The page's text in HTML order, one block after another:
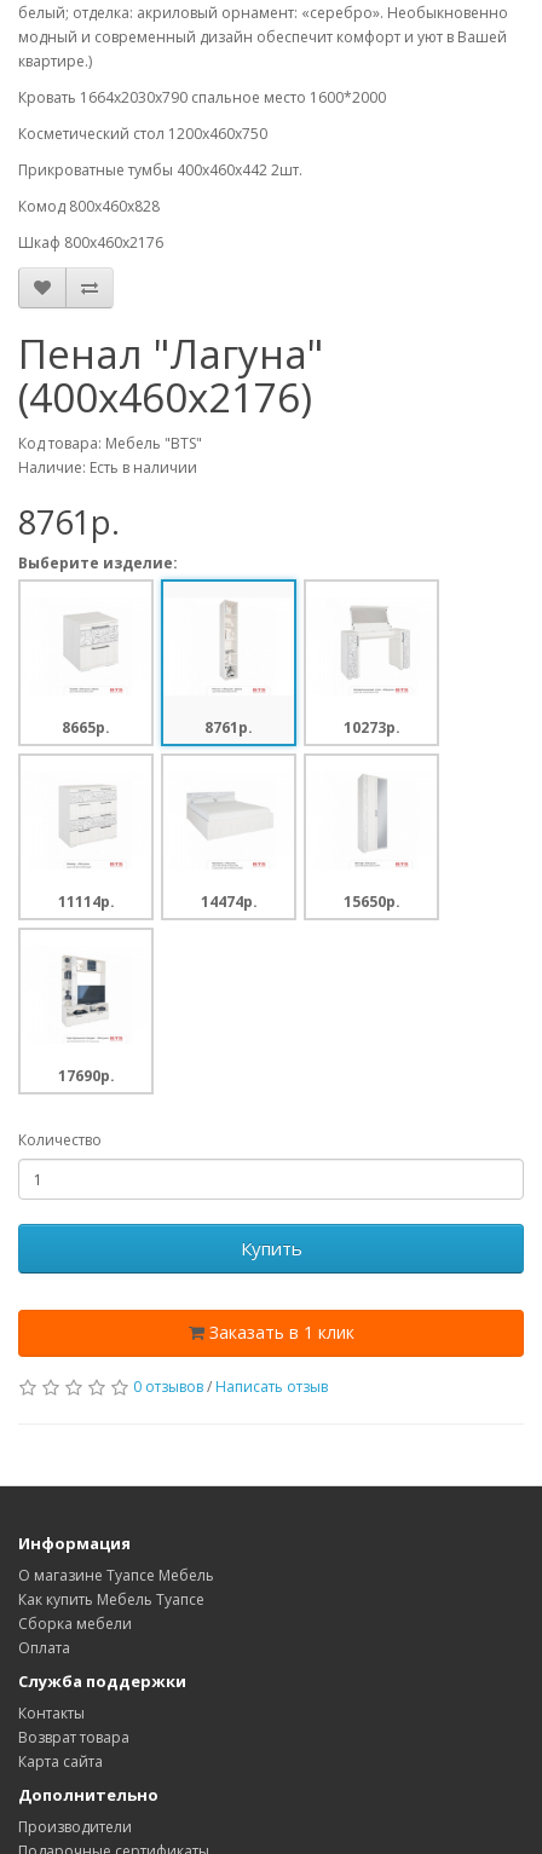
белый; отделка: акриловый орнамент: «серебро». Необыкновенно
модный и современный дизайн обеспечит комфорт и уют в Вашей
квартире.)
Кровать 1664х2030х790 спальное место 1600*2000
Косметический стол 1200х460х750
Прикроватные тумбы 400х460х442 2шт.
Комод 800х460х828
Шкаф 800х460х2176
Пенал "Лагуна"
(400х460х2176)
Код товара: Мебель "BTS"
Наличие: Есть в наличии
8761p.
Выберите изделие:
8665p. 8761p. 10273p.
11114p. 14474p. 15650p.
17690p.
Количество
Купить
Заказать в 1 клик
0 отзывов/ Написать отзыв
Информация
О магазине Туапсе Мебель
Как купить Мебель Туапсе
Сборка мебели
Оплата
Служба поддержки
Контакты
Возврат товара
Карта сайта
Дополнительно
Производители